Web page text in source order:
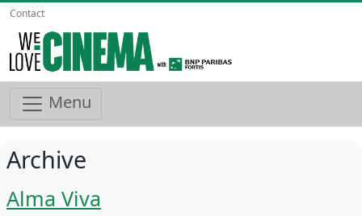
Contact
Menu
Archive
Alma Viva